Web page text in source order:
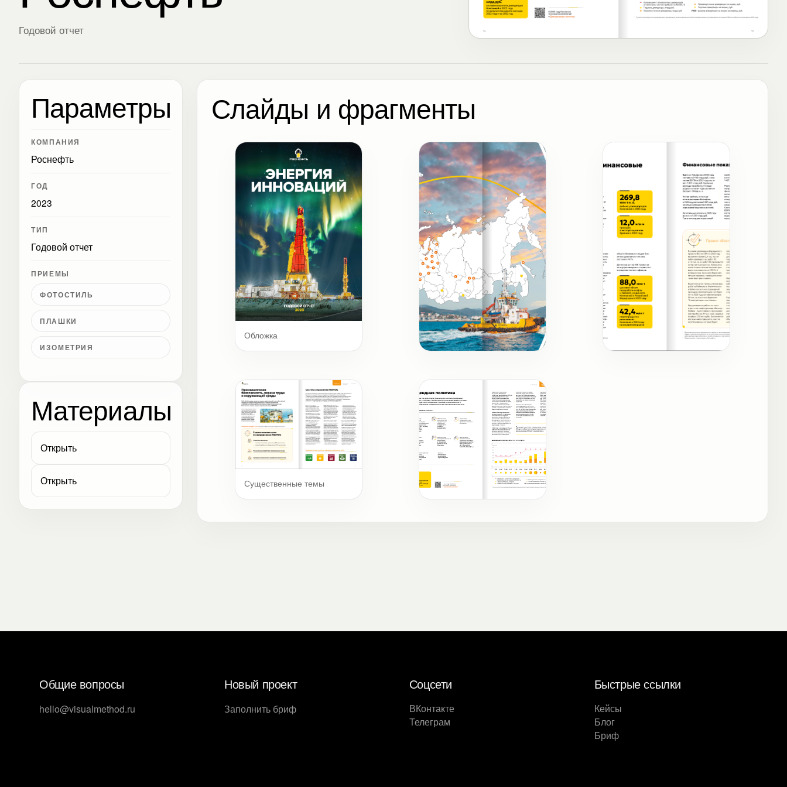
Годовой отчет
Параметры
КОМПАНИЯ
Роснефть
ГОД
2023
ТИП
Годовой отчет
ПРИЕМЫ
ФОТОСТИЛЬ
ПЛАШКИ
ИЗОМЕТРИЯ
Материалы
Открыть
Открыть
Слайды и фрагменты
Обложка
Существенные темы
Общие вопросы
hello@visualmethod.ru
Новый проект
Заполнить бриф
Соцсети
ВКонтакте
Телеграм
Быстрые ссылки
Кейсы
Блог
Бриф